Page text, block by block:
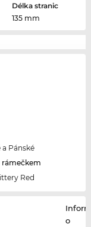
Délka stranic
135 mm
a Pánské
rámečkem
Red
o